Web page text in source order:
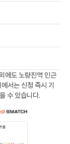
에도 노량진역 인근
서는 신청 즉시 기
수 있습니다.